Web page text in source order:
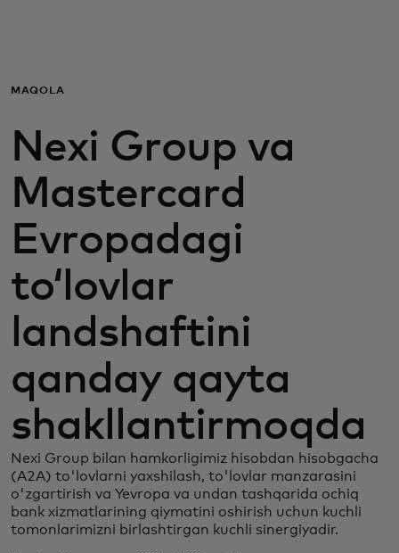
Biznes uchun
Butun dunyo uchun
Innovatorlar uchun
Yangiliklar va trendlar
MAQOLA
Nexi Group va
Mastercard
Evropadagi
toʻlovlar
landshaftini
qanday qayta
shakllantirmoqda
Nexi Group bilan hamkorligimiz hisobdan hisobgacha
(A2A) to'lovlarni yaxshilash, to'lovlar manzarasini
o'zgartirish va Yevropa va undan tashqarida ochiq
bank xizmatlarining qiymatini oshirish uchun kuchli
tomonlarimizni birlashtirgan kuchli sinergiyadir.